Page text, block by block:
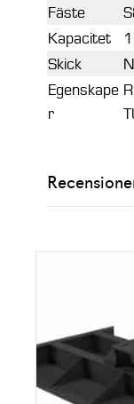
Fäste
Kapacitet
Skick
Egenskape
r